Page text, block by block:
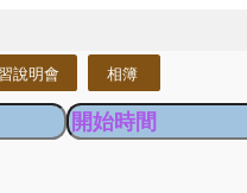
說明會 相簿